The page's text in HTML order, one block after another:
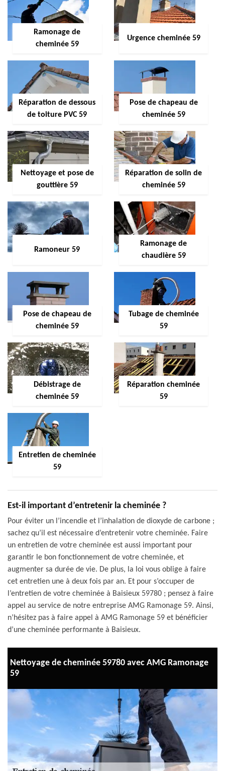
Ramonage de
cheminée 59
Urgence cheminée 59
Réparation de dessous
de toiture PVC 59
Pose de chapeau de
cheminée 59
Nettoyage et pose de
gouttière 59
Réparation de solin de
cheminée 59
Ramoneur 59
Ramonage de
chaudière 59
Pose de chapeau de
cheminée 59
Tubage de cheminée
59
Débistrage de
cheminée 59
Réparation cheminée
59
Entretien de cheminée
59
Est-il important d’entretenir la cheminée ?
Pour éviter un l’incendie et l’inhalation de dioxyde de carbone ;
sachez qu’il est nécessaire d’entretenir votre cheminée. Faire
un entretien de votre cheminée est aussi important pour
garantir le bon fonctionnement de votre cheminée, et
augmenter sa durée de vie. De plus, la loi vous oblige à faire
cet entretien une à deux fois par an. Et pour s’occuper de
l’entretien de votre cheminée à Baisieux 59780 ; pensez à faire
appel au service de notre entreprise AMG Ramonage 59. Ainsi,
n’hésitez pas à faire appel à AMG Ramonage 59 et bénéficier
d’une cheminée performante à Baisieux.
Nettoyage de cheminée 59780 avec AMG Ramonage
59